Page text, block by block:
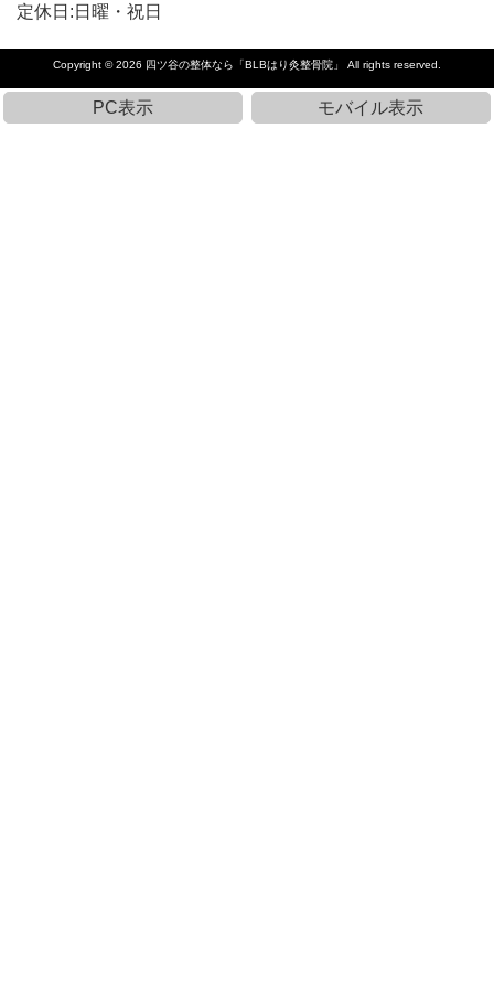
定休日:日曜・祝日
Copyright © 2026 四ツ谷の整体なら「BLBはり灸整骨院」 All rights reserved.
PC表示 モバイル表示